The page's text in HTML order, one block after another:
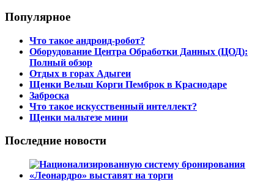
Популярное
Что такое андроид-робот?
Оборудование Центра Обработки Данных (ЦОД):
Полный обзор
Отдых в горах Адыгеи
Щенки Вельш Корги Пемброк в Краснодаре
Заброска
Что такое искусственный интеллект?
Щенки мальтезе мини
Последние новости